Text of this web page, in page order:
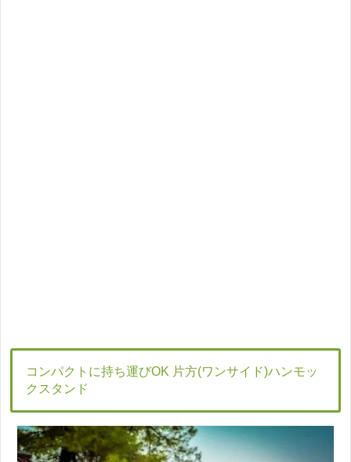
コンパクトに持ち運びOK 片方(ワンサイド)ハンモッ
クスタンド